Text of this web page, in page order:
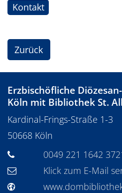
Kontakt
Zurück
Erzbischöfliche
Köln mit Bibliothek St.
Kardinal-Frings-Straße 1-3
50668 Köln
0049 221 1642
Klick zum E-Mail